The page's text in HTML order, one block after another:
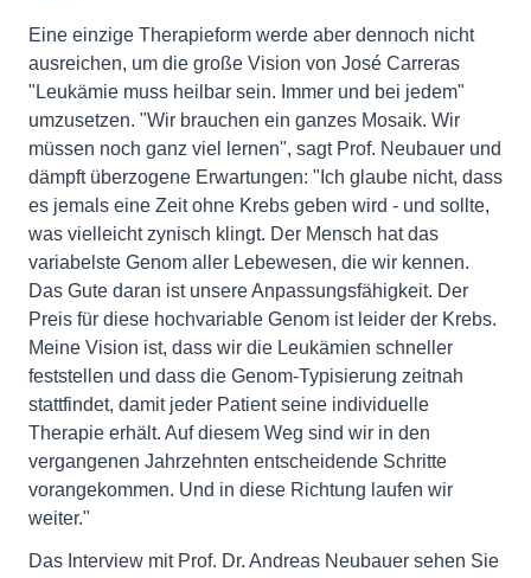
Eine einzige Therapieform werde aber dennoch nicht
ausreichen, um die große Vision von José Carreras
"Leukämie muss heilbar sein. Immer und bei jedem"
umzusetzen. "Wir brauchen ein ganzes Mosaik. Wir
müssen noch ganz viel lernen", sagt Prof. Neubauer und
dämpft überzogene Erwartungen: "Ich glaube nicht, dass
es jemals eine Zeit ohne Krebs geben wird - und sollte,
was vielleicht zynisch klingt. Der Mensch hat das
variabelste Genom aller Lebewesen, die wir kennen.
Das Gute daran ist unsere Anpassungsfähigkeit. Der
Preis für diese hochvariable Genom ist leider der Krebs.
Meine Vision ist, dass wir die Leukämien schneller
feststellen und dass die Genom-Typisierung zeitnah
stattfindet, damit jeder Patient seine individuelle
Therapie erhält. Auf diesem Weg sind wir in den
vergangenen Jahrzehnten entscheidende Schritte
vorangekommen. Und in diese Richtung laufen wir
weiter."
Das Interview mit Prof. Dr. Andreas Neubauer sehen Sie